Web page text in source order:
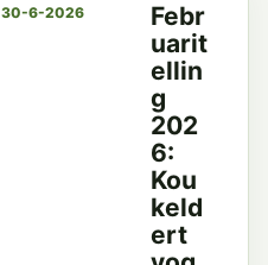
30-6-2026
Febr
uarit
ellin
g
202
6:
Kou
keld
ert